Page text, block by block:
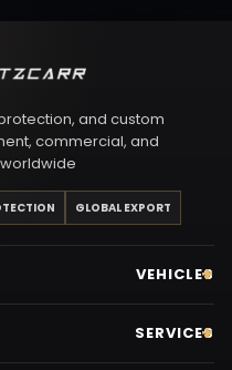
and custom
commercial, and
GLOBAL EXPORT
VEHICLES
SERVICES